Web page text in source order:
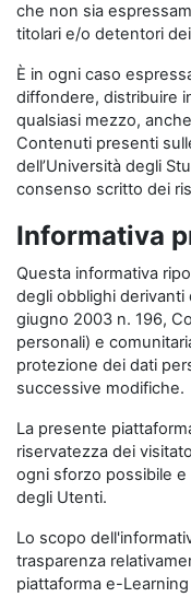
che non sia
titolari e/o detentori
È in ogni caso
diffondere, distribuire
qualsiasi mezzo,
Contenuti presenti
dell’Università degli
consenso scritto dei
Informativa
Questa informativa
degli obblighi derivanti
giugno 2003 n. 196,
personali) e
protezione dei dati
successive modifiche.
La presente
riservatezza dei
ogni sforzo possibile
degli Utenti.
Lo scopo
trasparenza
piattaforma e-